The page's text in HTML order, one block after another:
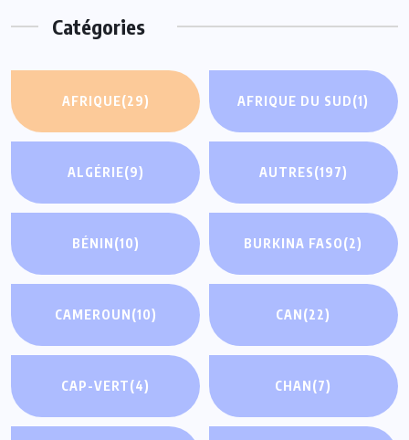
Catégories
AFRIQUE(29) AFRIQUE DU SUD(1)
ALGÉRIE(9) AUTRES(197)
BÉNIN(10) BURKINA FASO(2)
CAMEROUN(10) CAN(22)
CAP-VERT(4) CHAN(7)